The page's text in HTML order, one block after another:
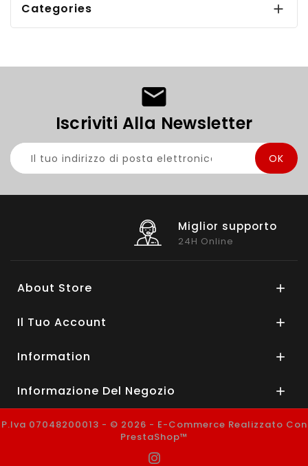
Categories 
Iscriviti Alla Newsletter
Miglior supporto
24H Online
About Store 
Il Tuo Account 
Information 
Informazione Del Negozio 
P.Iva 07048200013 - © 2026 - E-Commerce Realizzato Con
PrestaShop™